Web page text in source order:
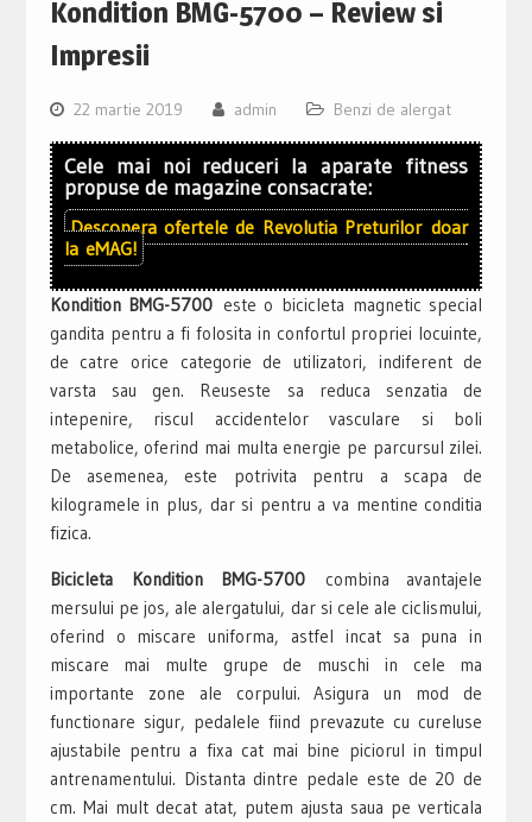
Kondition BMG-5700 – Review si
Impresii
22 martie 2019 admin Benzi de alergat
Cele mai noi reduceri la aparate fitness
propuse de magazine consacrate:
Descopera ofertele de Revolutia Preturilor doar
la eMAG!
Kondition BMG-5700 este o bicicleta magnetic special
gandita pentru a fi folosita in confortul propriei locuinte,
de catre orice categorie de utilizatori, indiferent de
varsta sau gen. Reuseste sa reduca senzatia de
intepenire, riscul accidentelor vasculare si boli
metabolice, oferind mai multa energie pe parcursul zilei.
De asemenea, este potrivita pentru a scapa de
kilogramele in plus, dar si pentru a va mentine conditia
fizica.
Bicicleta Kondition BMG-5700 combina avantajele
mersului pe jos, ale alergatului, dar si cele ale ciclismului,
oferind o miscare uniforma, astfel incat sa puna in
miscare mai multe grupe de muschi in cele ma
importante zone ale corpului. Asigura un mod de
functionare sigur, pedalele fiind prevazute cu cureluse
ajustabile pentru a fixa cat mai bine piciorul in timpul
antrenamentului. Distanta dintre pedale este de 20 de
cm. Mai mult decat atat, putem ajusta saua pe verticala